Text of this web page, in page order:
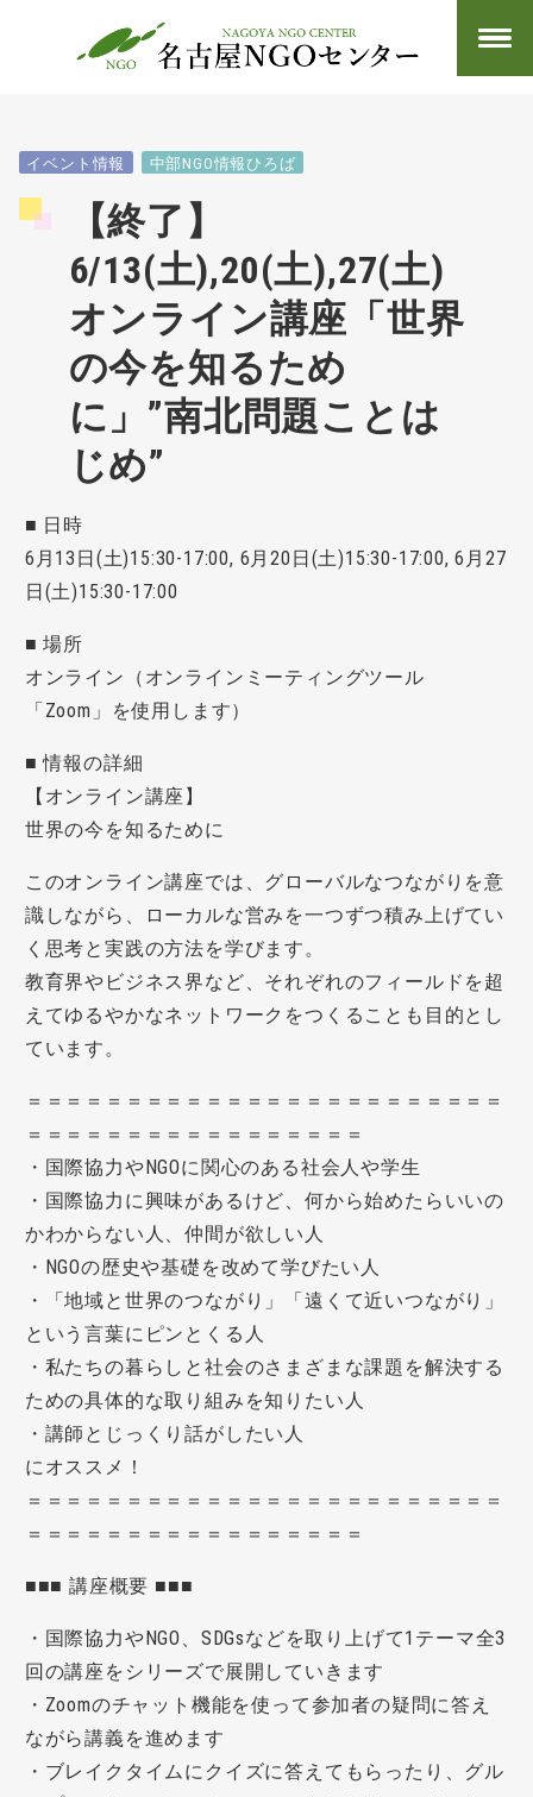
イベント情報 中部NGO情報ひろば
【終了】
6/13(土),20(土),27(土)
オンライン講座「世界
の今を知るため
に」”南北問題ことは
じめ”
■ 日時
6月13日(土)15:30-17:00, 6月20日(土)15:30-17:00, 6月27
日(土)15:30-17:00
■ 場所
オンライン（オンラインミーティングツール
「Zoom」を使用します）
■ 情報の詳細
【オンライン講座】
世界の今を知るために
このオンライン講座では、グローバルなつながりを意
識しながら、ローカルな営みを一つずつ積み上げてい
く思考と実践の方法を学びます。
教育界やビジネス界など、それぞれのフィールドを超
えてゆるやかなネットワークをつくることも目的とし
ています。
＝＝＝＝＝＝＝＝＝＝＝＝＝＝＝＝＝＝＝＝＝＝＝＝
＝＝＝＝＝＝＝＝＝＝＝＝＝＝＝＝＝
・国際協力やNGOに関心のある社会人や学生
・国際協力に興味があるけど、何から始めたらいいの
かわからない人、仲間が欲しい人
・NGOの歴史や基礎を改めて学びたい人
・「地域と世界のつながり」「遠くて近いつながり」
という言葉にピンとくる人
・私たちの暮らしと社会のさまざまな課題を解決する
ための具体的な取り組みを知りたい人
・講師とじっくり話がしたい人
にオススメ！
＝＝＝＝＝＝＝＝＝＝＝＝＝＝＝＝＝＝＝＝＝＝＝＝
＝＝＝＝＝＝＝＝＝＝＝＝＝＝＝＝＝
■■■ 講座概要 ■■■
・国際協力やNGO、SDGsなどを取り上げて1テーマ全3
回の講座をシリーズで展開していきます
・Zoomのチャット機能を使って参加者の疑問に答え
ながら講義を進めます
・ブレイクタイムにクイズに答えてもらったり、グル